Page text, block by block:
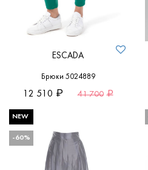
ESCADA
Брюки 5024889
12 510 41 700
NEW
-60%